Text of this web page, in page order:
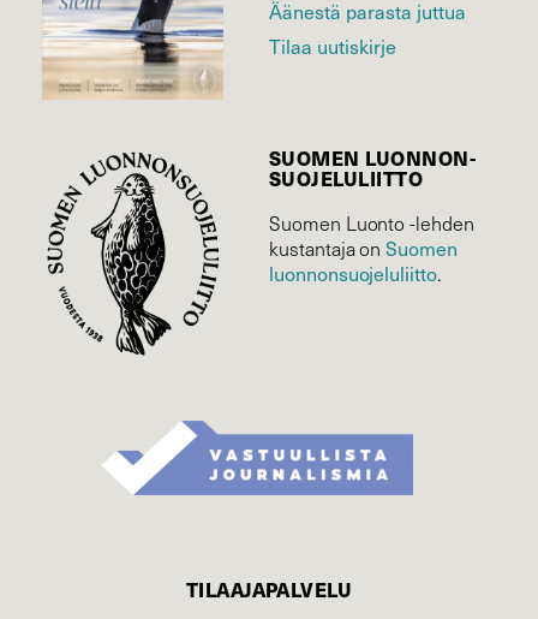
Äänestä parasta juttua
Tilaa uutiskirje
SUOMEN LUONNON­
SUOJELU­LIITTO
Suomen Luonto -lehden
kustantaja onSuomen
luonnonsuojelu­liitto.
TILAAJAPALVELU